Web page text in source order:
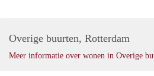
Overige buurten, Rotterdam
Meer informatie over wonen in Overige